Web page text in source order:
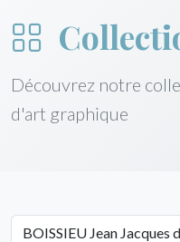
Découvrez notre
d'art graphique